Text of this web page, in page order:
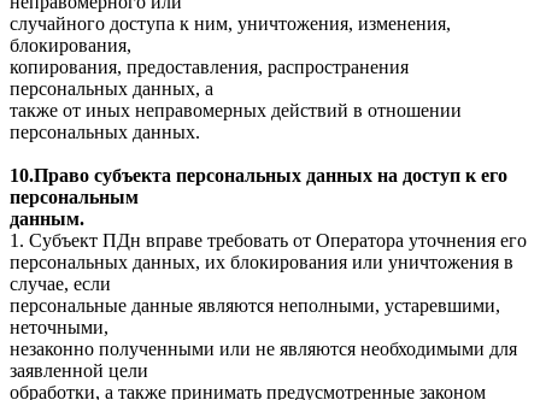
случайного доступа к ним, уничтожения, изменения,
блокирования,
копирования, предоставления, распространения
персональных данных, а
также от иных неправомерных действий в отношении
персональных данных.
10.Право субъекта персональных данных на доступ к его
персональным
данным.
1. Субъект ПДн вправе требовать от Оператора уточнения его
персональных данных, их блокирования или уничтожения в
случае, если
персональные данные являются неполными, устаревшими,
неточными,
незаконно полученными или не являются необходимыми для
заявленной цели
обработки, а также принимать предусмотренные законом